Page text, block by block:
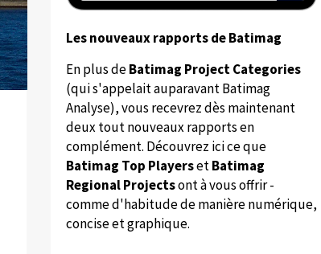
Les nouveaux rapports de Batimag
En plus deBatimag Project Categories
(qui s'appelait auparavant Batimag
Analyse), vous recevrez dès maintenant
deux tout nouveaux rapports en
complément. Découvrez ici ce que
Batimag Top PlayersetBatimag
Regional Projectsont à vous offrir -
comme d'habitude de manière numérique,
concise et graphique.